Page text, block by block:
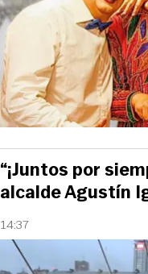
14:37
“¡Juntos por
alcalde Agustín